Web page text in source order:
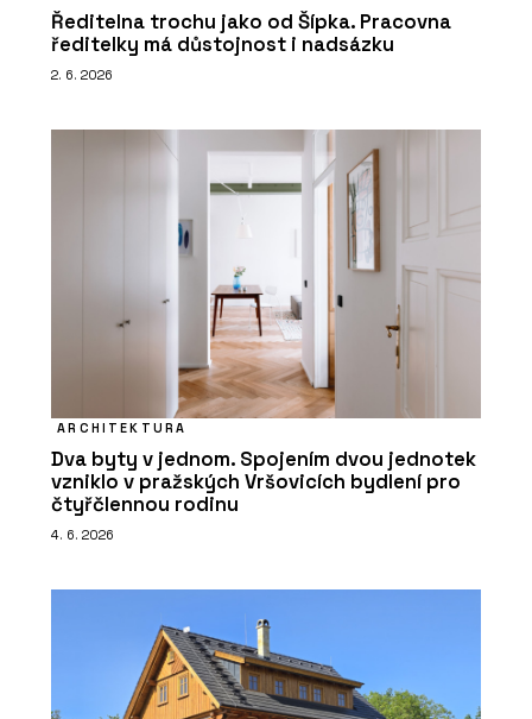
Ředitelna trochu jako od Šípka. Pracovna
ředitelky má důstojnost i nadsázku
2. 6. 2026
ARCHITEKTURA
Dva byty v jednom. Spojením dvou jednotek
vzniklo v pražských Vršovicích bydlení pro
čtyřčlennou rodinu
4. 6. 2026